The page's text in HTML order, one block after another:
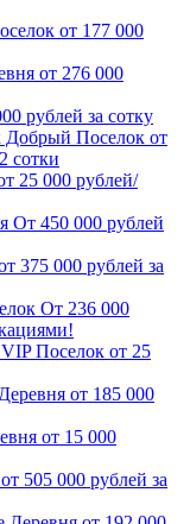
от 177 000
от 276 000
рублей за сотку
Добрый Поселок от
сотки
25 000 рублей/
От 450 000 рублей
375 000 рублей за
От 236 000
Поселок от 25
Деревня от 185 000
от 15 000
от 505 000 рублей за